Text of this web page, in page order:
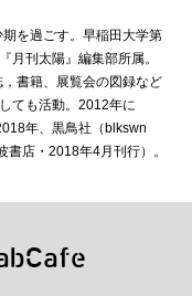
を過ごす。早稲田大学第
月刊太陽』編集部所属。
書籍、展覧会の図録など
ても活動。2012年に
年、黒鳥社（blkswn
店・2018年4月刊行）。